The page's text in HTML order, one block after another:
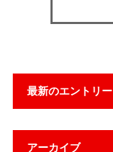
最新のエントリー
アーカイブ